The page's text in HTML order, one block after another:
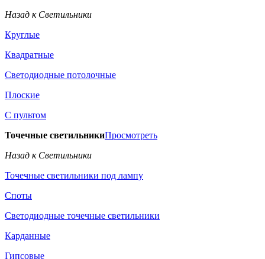
Назад к Светильники
Круглые
Квадратные
Светодиодные потолочные
Плоские
С пультом
Точечные светильникиПросмотреть
Назад к Светильники
Точечные светильники под лампу
Споты
Светодиодные точечные светильники
Карданные
Гипсовые